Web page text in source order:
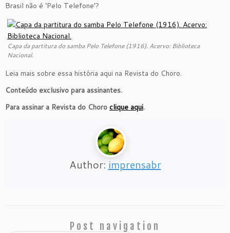
Brasil não é ‘Pelo Telefone’?
Capa da partitura do samba Pelo Telefone (1916). Acervo: Biblioteca
Nacional.
Leia mais sobre essa história aqui na Revista do Choro.
Conteúdo exclusivo para assinantes.
Para assinar a Revista do Choro clique aqui.
Author: imprensabr
Post navigation